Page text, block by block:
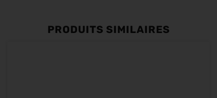
PRODUITS SIMILAIRES